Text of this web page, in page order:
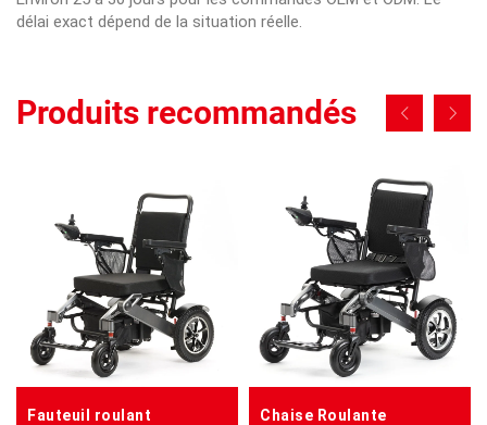
délai exact dépend de la situation réelle.
Produits recommandés
Fauteuil roulant
Chaise Roulante